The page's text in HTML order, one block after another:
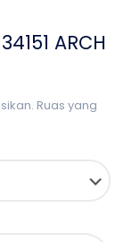
ARCH
Ruas yang